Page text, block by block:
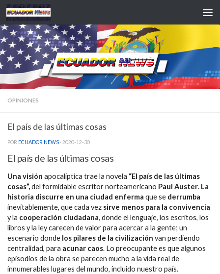
Saltar al contenido
OPINIONES
El país de las últimas cosas
POR ECUADOR NEWS · 2020-12-30
El país de las últimas cosas
Una visión apocalíptica trae la novela “El país de las últimas
cosas”,del formidable escritor norteamericano Paul Auster. La
historia discurre en una ciudad enferma que se derrumba
inevitablemente, que cada vez sirve menos para la convivencia
y la cooperación ciudadana, donde el lenguaje, los escritos, los
libros y la ley carecen de valor para acercar a la gente; un
escenario donde los pilares de la civilización van perdiendo
centralidad, para acunar caos. Lo preocupante es que algunos
episodios de la obra se parecen mucho a la vida real de
innumerables lugares del mundo, incluido nuestro país.